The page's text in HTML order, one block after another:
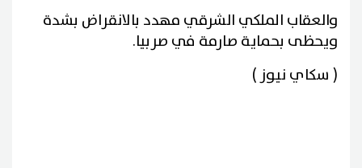
والعقاب الملكي الشرقي مهدد بالانقراض بشدة
ويحظى بحماية صارمة في صربيا.
( سكاي نيوز )